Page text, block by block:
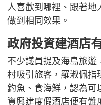
人喜歡到哪裡、跟著地
做到相同效果。
政府投資建酒店
不少議員提及海島旅遊
村吸引旅客，羅淑佩指
釣魚、食海鮮，認為可
資興建度假酒店便有難